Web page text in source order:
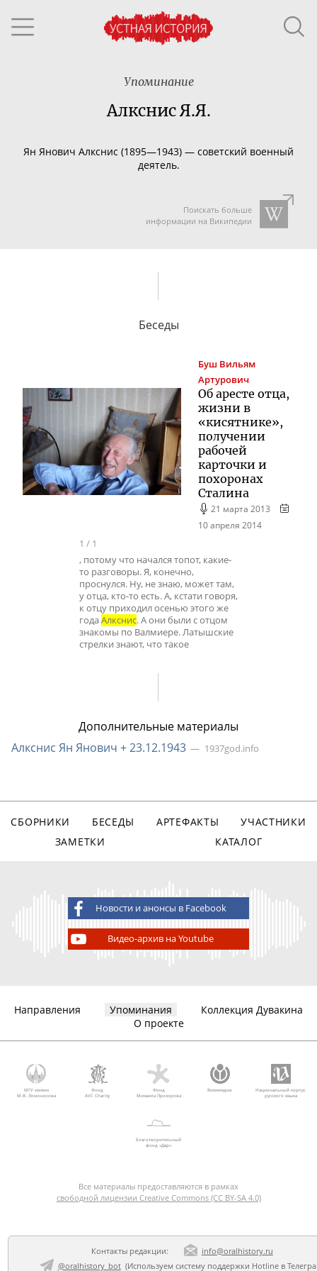
Упоминание
Алкснис Я.Я.
Ян Янович Алкснис (1895—1943) — советский военный
деятель.
Поискать больше
информации на Википедии
Беседы
Буш Вильям
Артурович
Об аресте отца,
жизни в
«кисятнике»,
получении
рабочей
карточки и
похоронах
Сталина
21 марта 2013
10 апреля 2014
1 / 1
, потому что начался топот, какие-
то разговоры. Я, конечно,
проснулся. Ну, не знаю, может там,
у отца, кто-то есть. А, кстати говоря,
к отцу приходил осенью этого же
годаАлкснис. А они были с отцом
знакомы по Валмиере. Латышские
стрелки знают, что такое
Дополнительные материалы
Алкснис Ян Янович + 23.12.1943
1937god.info
СБОРНИКИ БЕСЕДЫ АРТЕФАКТЫ
УЧАСТНИКИ
ЗАМЕТКИ
КАТАЛОГ
Новости и анонсы в Facebook
Видео-архив на Youtube
Направления Упоминания
Коллекция Дувакина
О проекте
МГУ имени
М.В. Ломоносова
Фонд
AVC Charity
Фонд
Михаила Прохорова
Викимедиа
Национальный корпус
русского языка
Благотворительный
фонд «Дар»
Все материалы предоставляются в рамках
свободной лицензии Creative Commons (CC BY-SA 4.0)
Контакты редакции:
info@oralhistory.ru
@oralhistory_bot(Используем систему поддержки Hotline в